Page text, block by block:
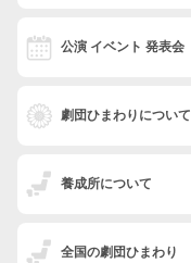
公演 イベント 発表会
劇団ひまわりについて
養成所について
全国の劇団ひまわり